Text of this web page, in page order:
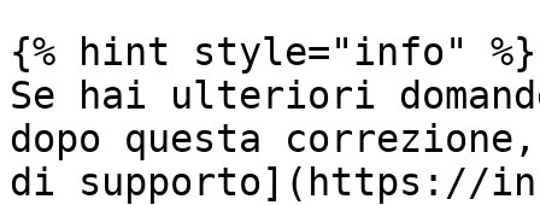
{% hint style="info" %}
Se hai ulteriori
dopo questa
di supporto](https://